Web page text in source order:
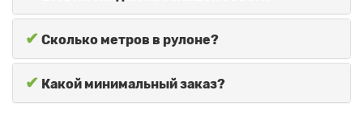
✔ Сколько метров в рулоне?
✔ Какой минимальный заказ?